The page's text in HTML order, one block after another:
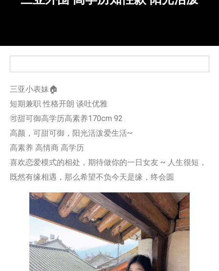
三亚小表妹🏠
短期兼职 性格开朗 谈吐优雅
🉑甜可御高学历高素养170cm 92
高颜，可甜可御，阳光活泼爱生活~
高素养 高情商 高学历
喜欢恋爱模式的相处，期待做你的一日女友 ~ 人生很短，
既然有缘相遇，那么希望不负今天是缘，终会圆